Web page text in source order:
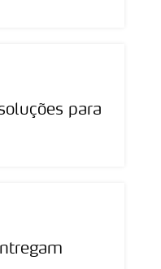
para